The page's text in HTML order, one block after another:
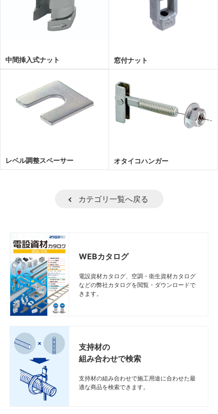
中間挿入式ナット 窓付ナット
レベル調整スペーサー オタイコハンガー
カテゴリ一覧へ戻る
WEBカタログ
電設資材カタログ、空調・衛生資材カタログ
などの弊社カタログを閲覧・ダウンロードで
きます。
支持材の
組み合わせで検索
支持材の組み合わせで施工用途に合わせた最
適な商品を検索できます。